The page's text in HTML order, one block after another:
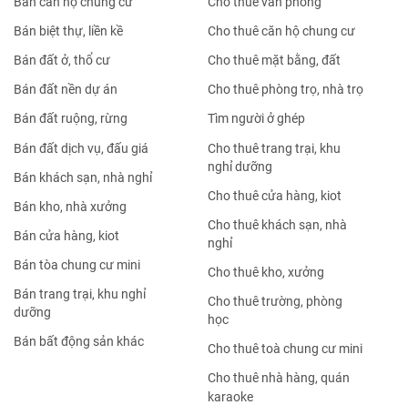
Bán biệt thự, liền kề
Bán đất ở, thổ cư
Bán đất nền dự án
Bán đất ruộng, rừng
Bán đất dịch vụ, đấu giá
Bán khách sạn, nhà nghỉ
Bán kho, nhà xưởng
Bán cửa hàng, kiot
Bán tòa chung cư mini
Bán trang trại, khu nghỉ
dưỡng
Bán bất động sản khác
Cho thuê căn hộ chung cư
Cho thuê mặt bằng, đất
Cho thuê phòng trọ, nhà trọ
Tìm người ở ghép
Cho thuê trang trại, khu
nghỉ dưỡng
Cho thuê cửa hàng, kiot
Cho thuê khách sạn, nhà
nghỉ
Cho thuê kho, xưởng
Cho thuê trường, phòng
học
Cho thuê toà chung cư mini
Cho thuê nhà hàng, quán
karaoke